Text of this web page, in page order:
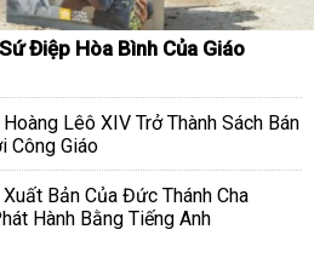
Điệp Hòa Bình Của Giáo
Lêô XIV Trở Thành Sách Bán
Công Giáo
Bản Của Đức Thánh Cha
Hành Bằng Tiếng Anh